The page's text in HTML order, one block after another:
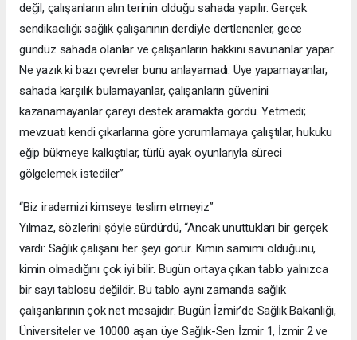
değil, çalışanların alın terinin olduğu sahada yapılır. Gerçek
sendikacılığı; sağlık çalışanının derdiyle dertlenenler, gece
gündüz sahada olanlar ve çalışanların hakkını savunanlar yapar.
Ne yazık ki bazı çevreler bunu anlayamadı. Üye yapamayanlar,
sahada karşılık bulamayanlar, çalışanların güvenini
kazanamayanlar çareyi destek aramakta gördü. Yetmedi;
mevzuatı kendi çıkarlarına göre yorumlamaya çalıştılar, hukuku
eğip bükmeye kalkıştılar, türlü ayak oyunlarıyla süreci
gölgelemek istediler”
“Biz irademizi kimseye teslim etmeyiz”
Yılmaz, sözlerini şöyle sürdürdü, “Ancak unuttukları bir gerçek
vardı: Sağlık çalışanı her şeyi görür. Kimin samimi olduğunu,
kimin olmadığını çok iyi bilir. Bugün ortaya çıkan tablo yalnızca
bir sayı tablosu değildir. Bu tablo aynı zamanda sağlık
çalışanlarının çok net mesajıdır: Bugün İzmir’de Sağlık Bakanlığı,
Üniversiteler ve 10000 aşan üye Sağlık-Sen İzmir 1, İzmir 2 ve